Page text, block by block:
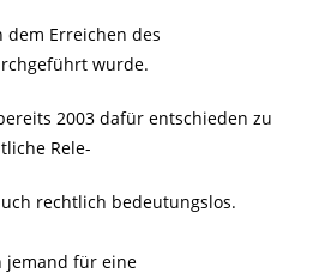
Erreichen des
wurde.
2003 dafür entschieden zu
Rele-
rechtlich bedeutungslos.
jemand für eine